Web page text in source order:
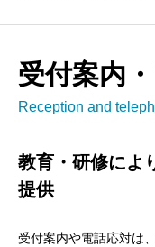
受付案内
Reception and
教育・研修によ
提供
受付案内や電話応対は